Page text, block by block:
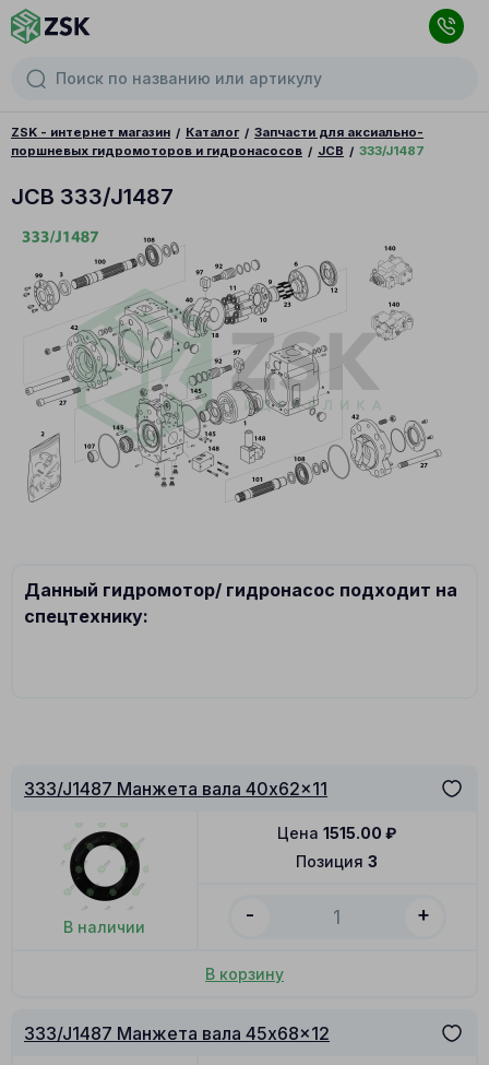
ZSK - интернет магазин Каталог
Запчасти для аксиально-
поршневых гидромоторов и гидронасосов
JCB 333/J1487
JCB 333/J1487
Данный гидромотор/ гидронасос подходит на
спецтехнику:
333/J1487 Манжета вала 40x62x11
В наличии
Позиция 3
Цена 1515.00 ₽
- +
В корзину
333/J1487 Манжета вала 45x68x12